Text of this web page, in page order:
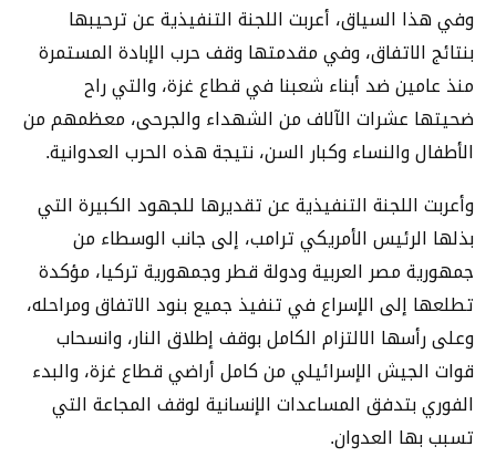
وفي هذا السياق، أعربت اللجنة التنفيذية عن ترحيبها
بنتائج الاتفاق، وفي مقدمتها وقف حرب الإبادة المستمرة
منذ عامين ضد أبناء شعبنا في قطاع غزة، والتي راح
ضحيتها عشرات الآلاف من الشهداء والجرحى، معظمهم من
الأطفال والنساء وكبار السن، نتيجة هذه الحرب العدوانية.
وأعربت اللجنة التنفيذية عن تقديرها للجهود الكبيرة التي
بذلها الرئيس الأمريكي ترامب، إلى جانب الوسطاء من
جمهورية مصر العربية ودولة قطر وجمهورية تركيا، مؤكدة
تطلعها إلى الإسراع في تنفيذ جميع بنود الاتفاق ومراحله،
وعلى رأسها الالتزام الكامل بوقف إطلاق النار، وانسحاب
قوات الجيش الإسرائيلي من كامل أراضي قطاع غزة، والبدء
الفوري بتدفق المساعدات الإنسانية لوقف المجاعة التي
تسبب بها العدوان.